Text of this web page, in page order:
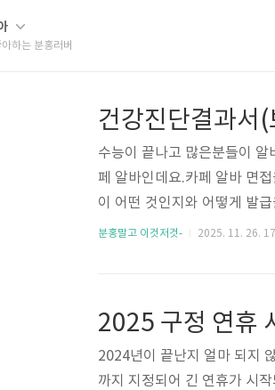
하는 분홍러버
건강진단결과서(
수능이 끝나고 많은분들이
페 알바인데요.카페 알바 면
이 어떤 것인지와 어떻게 발
증)이란? - 식품 관련 업종에
패스트푸드 등) 위와 같..
분홍말고 이것저것- 2025. 11. 26.
2025 구정 연휴
2024년이 끝난지 얼마 되지
까지 지정되어 긴 연휴가 시